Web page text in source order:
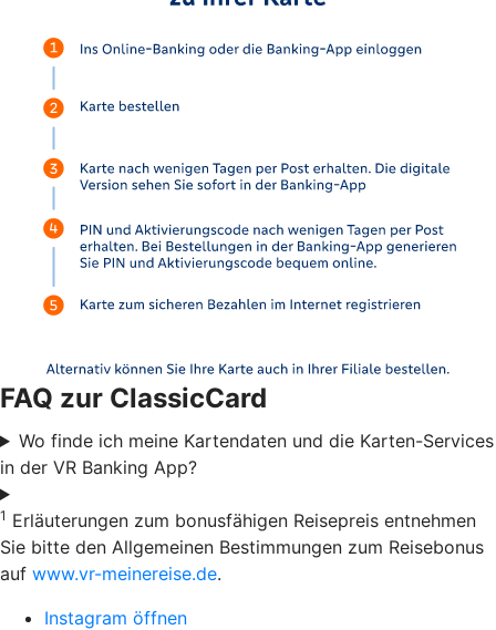
FAQ zur ClassicCard
Wo finde ich meine Kartendaten und die Karten-Services
in der VR Banking App?
1 Erläuterungen zum bonusfähigen Reisepreis entnehmen
Sie bitte den Allgemeinen Bestimmungen zum Reisebonus
auf www.vr-meinereise.de.
Instagram öffnen